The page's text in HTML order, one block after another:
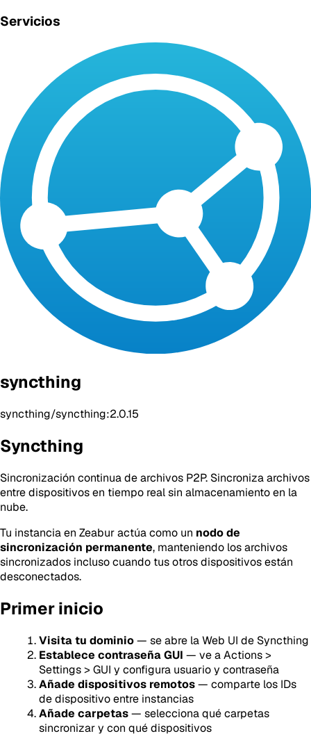
Servicios
syncthing
syncthing/syncthing:2.0.15
Syncthing
Sincronización continua de archivos P2P. Sincroniza archivos
entre dispositivos en tiempo real sin almacenamiento en la
nube.
Tu instancia en Zeabur actúa como un nodo de
sincronización permanente, manteniendo los archivos
sincronizados incluso cuando tus otros dispositivos están
desconectados.
Primer inicio
Visita tu dominio— se abre la Web UI de Syncthing
Establece contraseña GUI — ve a Actions >
Settings > GUI y configura usuario y contraseña
Añade dispositivos remotos— comparte los IDs
de dispositivo entre instancias
Añade carpetas— selecciona qué carpetas
sincronizar y con qué dispositivos